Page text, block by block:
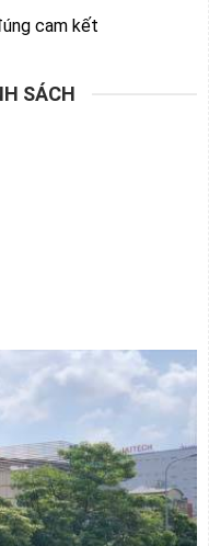
cam kết
SÁCH